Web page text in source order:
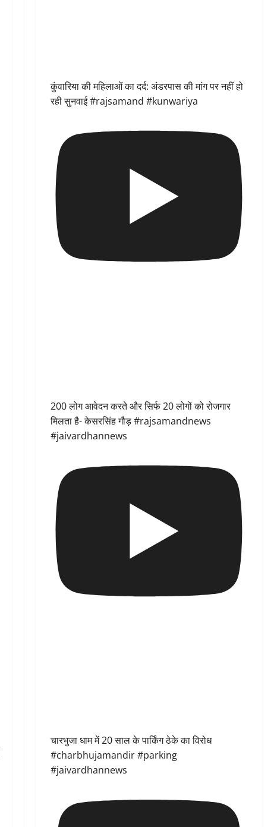
कुंवारिया की महिलाओं का दर्द: अंडरपास की मांग पर नहीं हो
रही सुनवाई #rajsamand #kunwariya
200 लोग आवेदन करते और सिर्फ 20 लोगों को रोजगार
मिलता है- केसरसिंह गौड़ #rajsamandnews
#jaivardhannews
चारभुजा धाम में 20 साल के पार्किंग ठेके का विरोध
#charbhujamandir #parking
#jaivardhannews